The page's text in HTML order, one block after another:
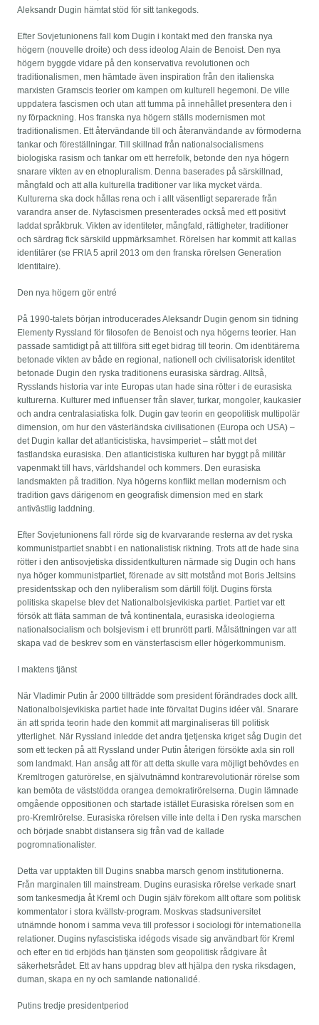
Aleksandr Dugin hämtat stöd för sitt tankegods.
Efter Sovjetunionens fall kom Dugin i kontakt med den franska nya
högern (nouvelle droite) och dess ideolog Alain de Benoist. Den nya
högern byggde vidare på den konservativa revolutionen och
traditionalismen, men hämtade även inspiration från den italienska
marxisten Gramscis teorier om kampen om kulturell hegemoni. De ville
uppdatera fascismen och utan att tumma på innehållet presentera den i
ny förpackning. Hos franska nya högern ställs modernismen mot
traditionalismen. Ett återvändande till och återanvändande av förmoderna
tankar och föreställningar. Till skillnad från nationalsocialismens
biologiska rasism och tankar om ett herrefolk, betonde den nya högern
snarare vikten av en etnopluralism. Denna baserades på särskillnad,
mångfald och att alla kulturella traditioner var lika mycket värda.
Kulturerna ska dock hållas rena och i allt väsentligt separerade från
varandra anser de. Nyfascismen presenterades också med ett positivt
laddat språkbruk. Vikten av identiteter, mångfald, rättigheter, traditioner
och särdrag fick särskild uppmärksamhet. Rörelsen har kommit att kallas
identitärer (se FRIA 5 april 2013 om den franska rörelsen Generation
Identitaire).
Den nya högern gör entré
På 1990-talets början introducerades Aleksandr Dugin genom sin tidning
Elementy Ryssland för filosofen de Benoist och nya högerns teorier. Han
passade samtidigt på att tillföra sitt eget bidrag till teorin. Om identitärerna
betonade vikten av både en regional, nationell och civilisatorisk identitet
betonade Dugin den ryska traditionens eurasiska särdrag. Alltså,
Rysslands historia var inte Europas utan hade sina rötter i de eurasiska
kulturerna. Kulturer med influenser från slaver, turkar, mongoler, kaukasier
och andra centralasiatiska folk. Dugin gav teorin en geopolitisk multipolär
dimension, om hur den västerländska civilisationen (Europa och USA) –
det Dugin kallar det atlanticistiska, havsimperiet – stått mot det
fastlandska eurasiska. Den atlanticistiska kulturen har byggt på militär
vapenmakt till havs, världshandel och kommers. Den eurasiska
landsmakten på tradition. Nya högerns konflikt mellan modernism och
tradition gavs därigenom en geografisk dimension med en stark
antivästlig laddning.
Efter Sovjetunionens fall rörde sig de kvarvarande resterna av det ryska
kommunistpartiet snabbt i en nationalistisk riktning. Trots att de hade sina
rötter i den antisovjetiska dissidentkulturen närmade sig Dugin och hans
nya höger kommunistpartiet, förenade av sitt motstånd mot Boris Jeltsins
presidentsskap och den nyliberalism som därtill följt. Dugins första
politiska skapelse blev det Nationalbolsjevikiska partiet. Partiet var ett
försök att fläta samman de två kontinentala, eurasiska ideologierna
nationalsocialism och bolsjevism i ett brunrött parti. Målsättningen var att
skapa vad de beskrev som en vänsterfascism eller högerkommunism.
I maktens tjänst
När Vladimir Putin år 2000 tillträdde som president förändrades dock allt.
Nationalbolsjevikiska partiet hade inte förvaltat Dugins idéer väl. Snarare
än att sprida teorin hade den kommit att marginaliseras till politisk
ytterlighet. När Ryssland inledde det andra tjetjenska kriget såg Dugin det
som ett tecken på att Ryssland under Putin återigen försökte axla sin roll
som landmakt. Han ansåg att för att detta skulle vara möjligt behövdes en
Kremltrogen gaturörelse, en självutnämnd kontrarevolutionär rörelse som
kan bemöta de väststödda orangea demokratirörelserna. Dugin lämnade
omgående oppositionen och startade istället Eurasiska rörelsen som en
pro-Kremlrörelse. Eurasiska rörelsen ville inte delta i Den ryska marschen
och började snabbt distansera sig från vad de kallade
pogromnationalister.
Detta var upptakten till Dugins snabba marsch genom institutionerna.
Från marginalen till mainstream. Dugins eurasiska rörelse verkade snart
som tankesmedja åt Kreml och Dugin själv förekom allt oftare som politisk
kommentator i stora kvällstv-program. Moskvas stadsuniversitet
utnämnde honom i samma veva till professor i sociologi för internationella
relationer. Dugins nyfascistiska idégods visade sig användbart för Kreml
och efter en tid erbjöds han tjänsten som geopolitisk rådgivare åt
säkerhetsrådet. Ett av hans uppdrag blev att hjälpa den ryska riksdagen,
duman, skapa en ny och samlande nationalidé.
Putins tredje presidentperiod